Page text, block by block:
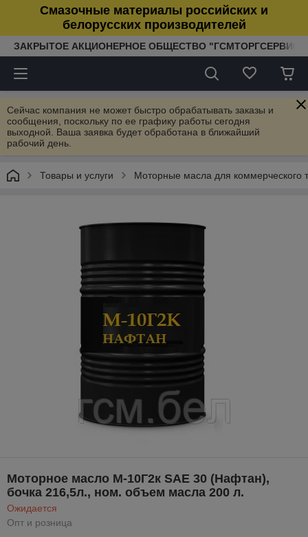
Смазочные материалы российских и
белорусских производителей
ЗАКРЫТОЕ АКЦИОНЕРНОЕ ОБЩЕСТВО "ГСМТОРГСЕРВИС"
Сейчас компания не может быстро обрабатывать заказы и
сообщения, поскольку по ее графику работы сегодня
выходной. Ваша заявка будет обработана в ближайший
рабочий день.
Товары и услуги Моторные масла для коммерческого
Моторное масло М-10Г2к SAE 30 (Нафтан),
бочка 216,5л., ном. объем масла 200 л.
Ожидается
Опт и розница